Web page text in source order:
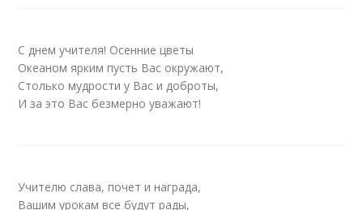
С днем учителя! Осенние цветы
Океаном ярким пусть Вас окружают,
Столько мудрости у Вас и доброты,
И за это Вас безмерно уважают!
Учителю слава, почет и награда,
Вашим урокам все будут рады,